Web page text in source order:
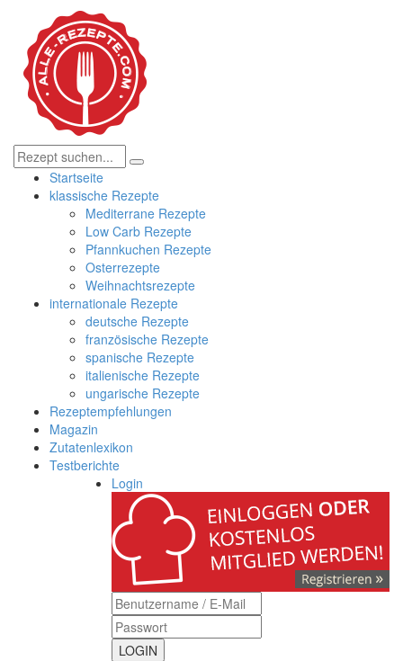
Startseite
klassische Rezepte
Mediterrane Rezepte
Low Carb Rezepte
Pfannkuchen Rezepte
Osterrezepte
Weihnachtsrezepte
internationale Rezepte
deutsche Rezepte
französische Rezepte
spanische Rezepte
italienische Rezepte
ungarische Rezepte
Rezeptempfehlungen
Magazin
Zutatenlexikon
Testberichte
Login
LOGIN